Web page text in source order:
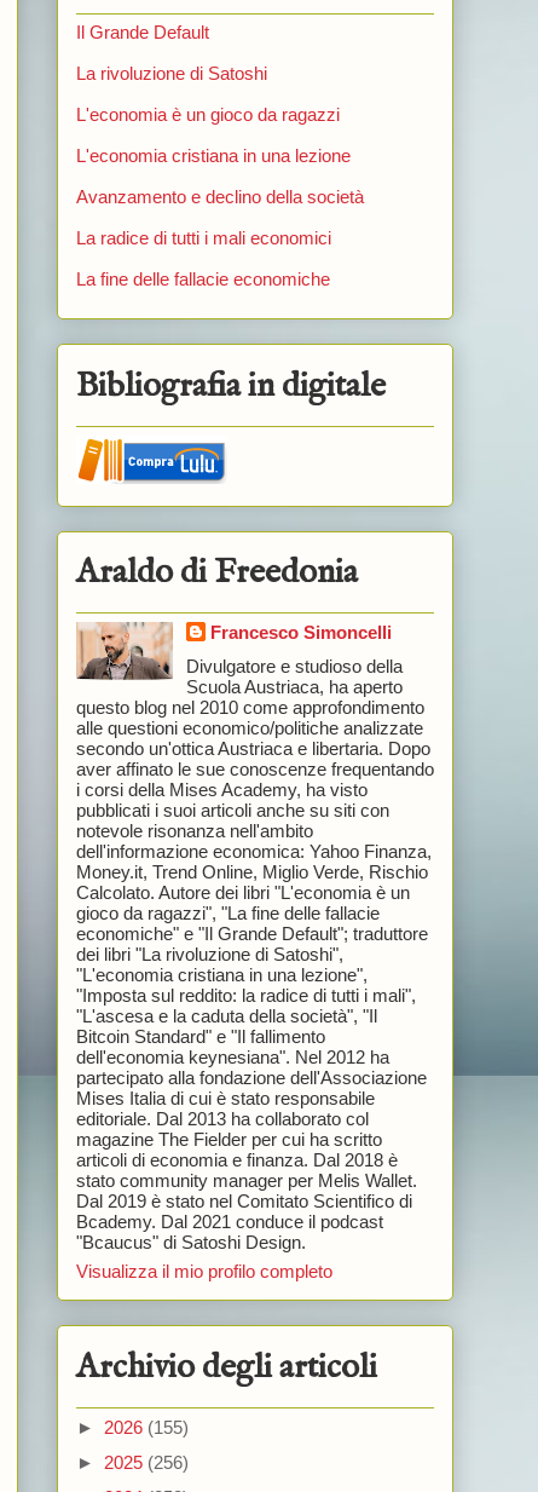
Il Grande Default
La rivoluzione di Satoshi
L'economia è un gioco da ragazzi
L'economia cristiana in una lezione
Avanzamento e declino della società
La radice di tutti i mali economici
La fine delle fallacie economiche
Bibliografia in digitale
Araldo di Freedonia
Francesco Simoncelli
Divulgatore e studioso della
Scuola Austriaca, ha aperto
questo blog nel 2010 come approfondimento
alle questioni economico/politiche analizzate
secondo un'ottica Austriaca e libertaria. Dopo
aver affinato le sue conoscenze frequentando
i corsi della Mises Academy, ha visto
pubblicati i suoi articoli anche su siti con
notevole risonanza nell'ambito
dell'informazione economica: Yahoo Finanza,
Money.it, Trend Online, Miglio Verde, Rischio
Calcolato. Autore dei libri "L'economia è un
gioco da ragazzi", "La fine delle fallacie
economiche" e "Il Grande Default"; traduttore
dei libri "La rivoluzione di Satoshi",
"L'economia cristiana in una lezione",
"Imposta sul reddito: la radice di tutti i mali",
"L'ascesa e la caduta della società", "Il
Bitcoin Standard" e "Il fallimento
dell'economia keynesiana". Nel 2012 ha
partecipato alla fondazione dell'Associazione
Mises Italia di cui è stato responsabile
editoriale. Dal 2013 ha collaborato col
magazine The Fielder per cui ha scritto
articoli di economia e finanza. Dal 2018 è
stato community manager per Melis Wallet.
Dal 2019 è stato nel Comitato Scientifico di
Bcademy. Dal 2021 conduce il podcast
"Bcaucus" di Satoshi Design.
Visualizza il mio profilo completo
Archivio degli articoli
► 2026 (155)
► 2025 (256)